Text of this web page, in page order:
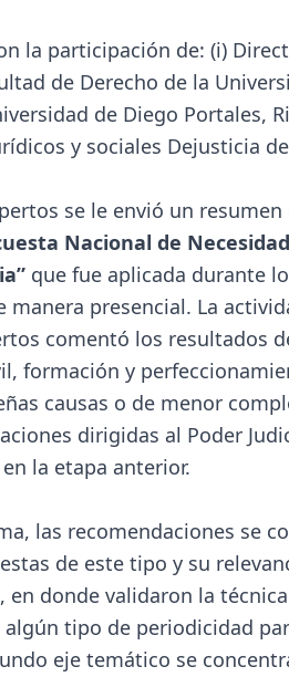
la participación de: (i)
de Derecho de la
de Diego Portales,
y sociales Dejusticia
se le envió un
Nacional de
que fue aplicada durante
manera presencial. La
comentó los resultados
formación y
causas o de menor
dirigidas al Poder
la etapa anterior.
las recomendaciones se
de este tipo y su
en donde validaron la
tipo de periodicidad
eje temático se